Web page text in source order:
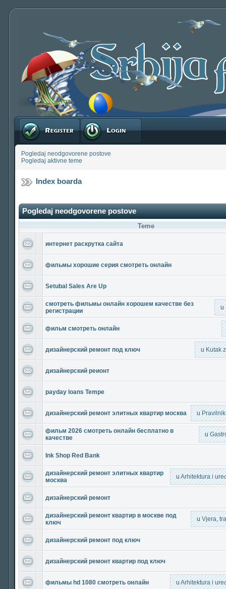
Registruj se Prijavite se
Pogledaj neodgovorene postove
Pogledaj aktivne teme
Index boarda
Pogledaj neodgovorene postove
Teme
интернет раскрутка сайта
фильмы хорошие серия смотреть онлайн
Setubal Sales Are Up
смотреть фильмы онлайн хорошем качестве без
регистрации
u
фильм смотреть онлайн
дизайнерский ремонт под ключ uKutak
дизайнерский реионт
payday loans Tempe
дизайнерский ремонт элитных квартир москва u
фильм 2026 смотреть онлайн бесплатно в
качестве
u
Ink Shop Red Bank
дизайнерский ремонт элитных квартир
москва
uArhitektura i
дизайнерский ремонт
дизайнерский ремонт квартир в москве под
ключ
uVjera,
дизайнерский ремонт под ключ
дизайнерский ремонт квартир под ключ
фильмы hd 1080 смотреть онлайн uArhitektura i